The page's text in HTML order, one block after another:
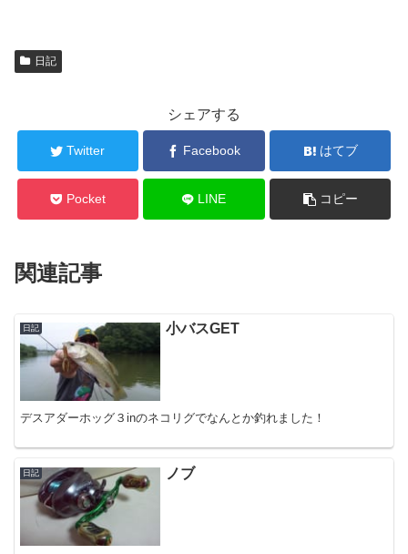
日記
シェアする
Twitter Facebook はてブ
Pocket LINE コピー
関連記事
日記 小バスGET
デスアダーホッグ３inのネコリグでなんとか釣れました！
日記 ノブ